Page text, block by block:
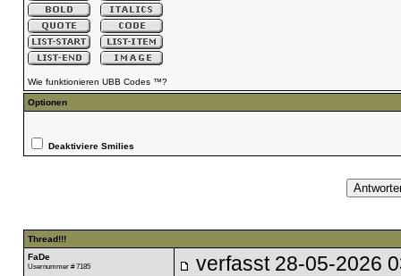
Wie funktionieren UBB Codes ™?
Optionen
Deaktiviere Smilies
Thread!!!
FaDe
Usernummer # 7185 verfasst 28-05-2026